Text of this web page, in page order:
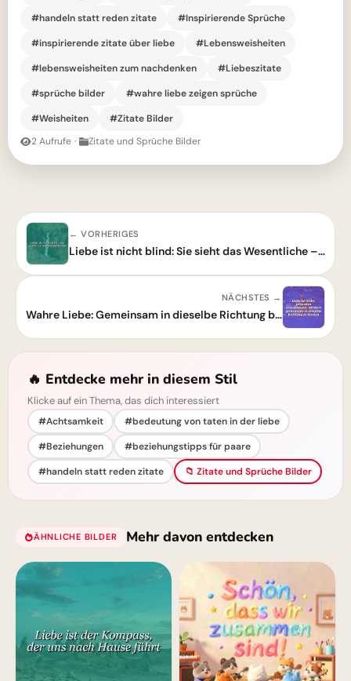
#handeln statt reden zitate
#Inspirierende Sprüche
#inspirierende zitate über liebe
#Lebensweisheiten
#lebensweisheiten zum nachdenken
#Liebeszitate
#sprüche bilder
#wahre liebe zeigen sprüche
#Weisheiten
#Zitate Bilder
2 Aufrufe · Zitate und Sprüche Bilder
← VORHERIGES
Liebe ist nicht blind: Sie sieht das Wesentliche – Tiefgründige Weisheit
NÄCHSTES →
Wahre Liebe: Gemeinsam in dieselbe Richtung blicken – Eine Herzensweisheit
🔥 Entdecke mehr in diesem Stil
Klicke auf ein Thema, das dich interessiert
#Achtsamkeit
#bedeutung von taten in der liebe
#Beziehungen
#beziehungstipps für paare
#handeln statt reden zitate
📁 Zitate und Sprüche Bilder
ÄHNLICHE BILDER Mehr davon entdecken